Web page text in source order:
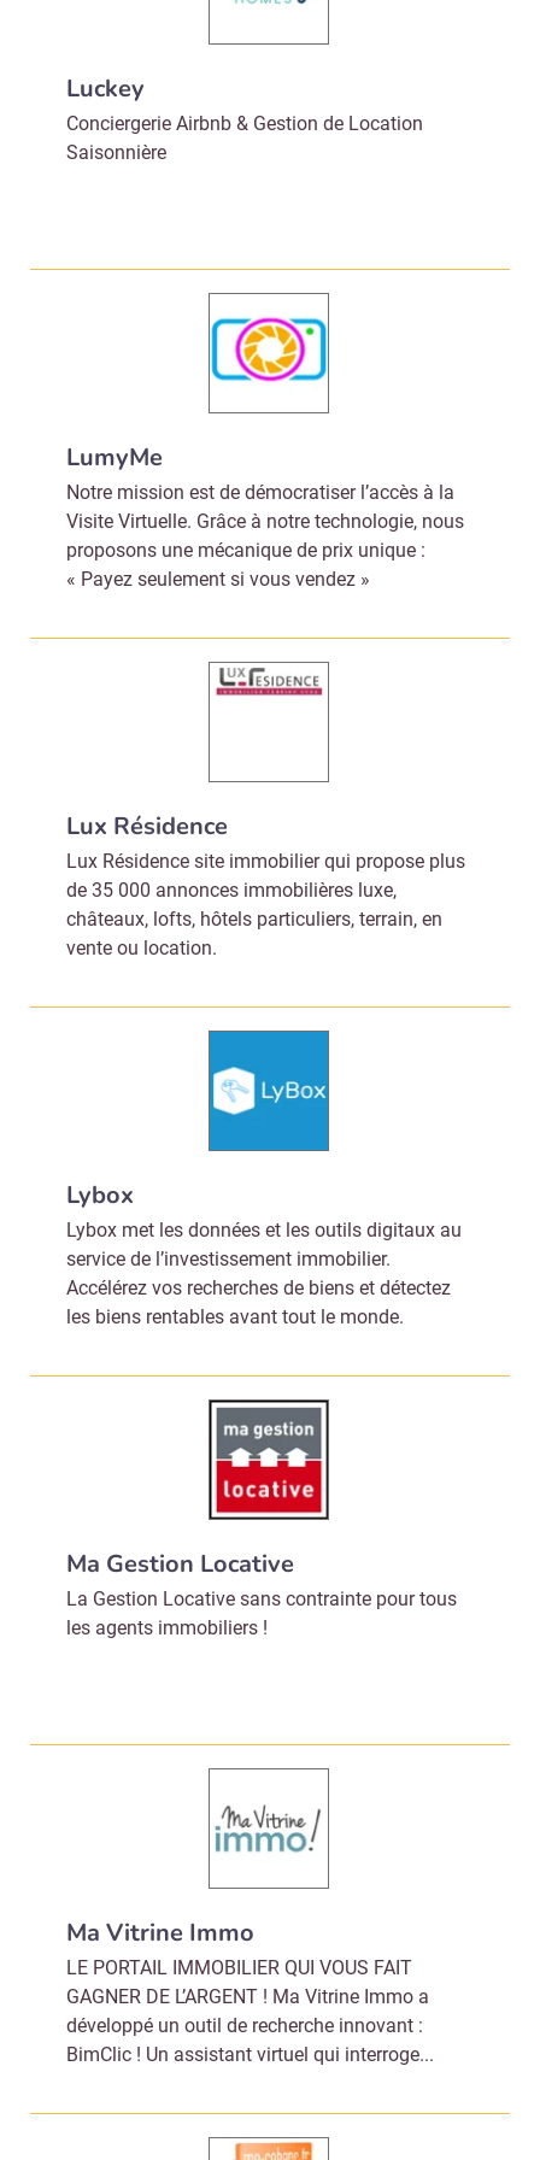
Luckey
Conciergerie Airbnb & Gestion de Location
Saisonnière
LumyMe
Notre mission est de démocratiser l’accès à la
Visite Virtuelle. Grâce à notre technologie, nous
proposons une mécanique de prix unique :
« Payez seulement si vous vendez »
Lux Résidence
Lux Résidence site immobilier qui propose plus
de 35 000 annonces immobilières luxe,
châteaux, lofts, hôtels particuliers, terrain, en
vente ou location.
Lybox
Lybox met les données et les outils digitaux au
service de l’investissement immobilier.
Accélérez vos recherches de biens et détectez
les biens rentables avant tout le monde.
Ma Gestion Locative
La Gestion Locative sans contrainte pour tous
les agents immobiliers !
Ma Vitrine Immo
LE PORTAIL IMMOBILIER QUI VOUS FAIT
GAGNER DE L’ARGENT ! Ma Vitrine Immo a
développé un outil de recherche innovant :
BimClic ! Un assistant virtuel qui interroge...